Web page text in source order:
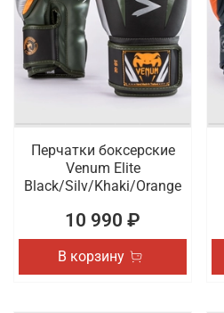
Перчатки боксерские
Venum Elite
Black/Silv/Khaki/Orange
10 990 ₽
В корзину